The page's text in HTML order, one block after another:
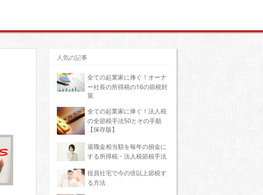
人気の記事
全ての起業家に捧ぐ！オーナ
ー社長の所得税の16の節税対
策
全ての起業家に捧ぐ！法人税
の全節税手法50とその手順
【保存版】
退職金相当額を毎年の損金に
する所得税・法人税節税手法
役員社宅で今の倍以上節税す
る方法